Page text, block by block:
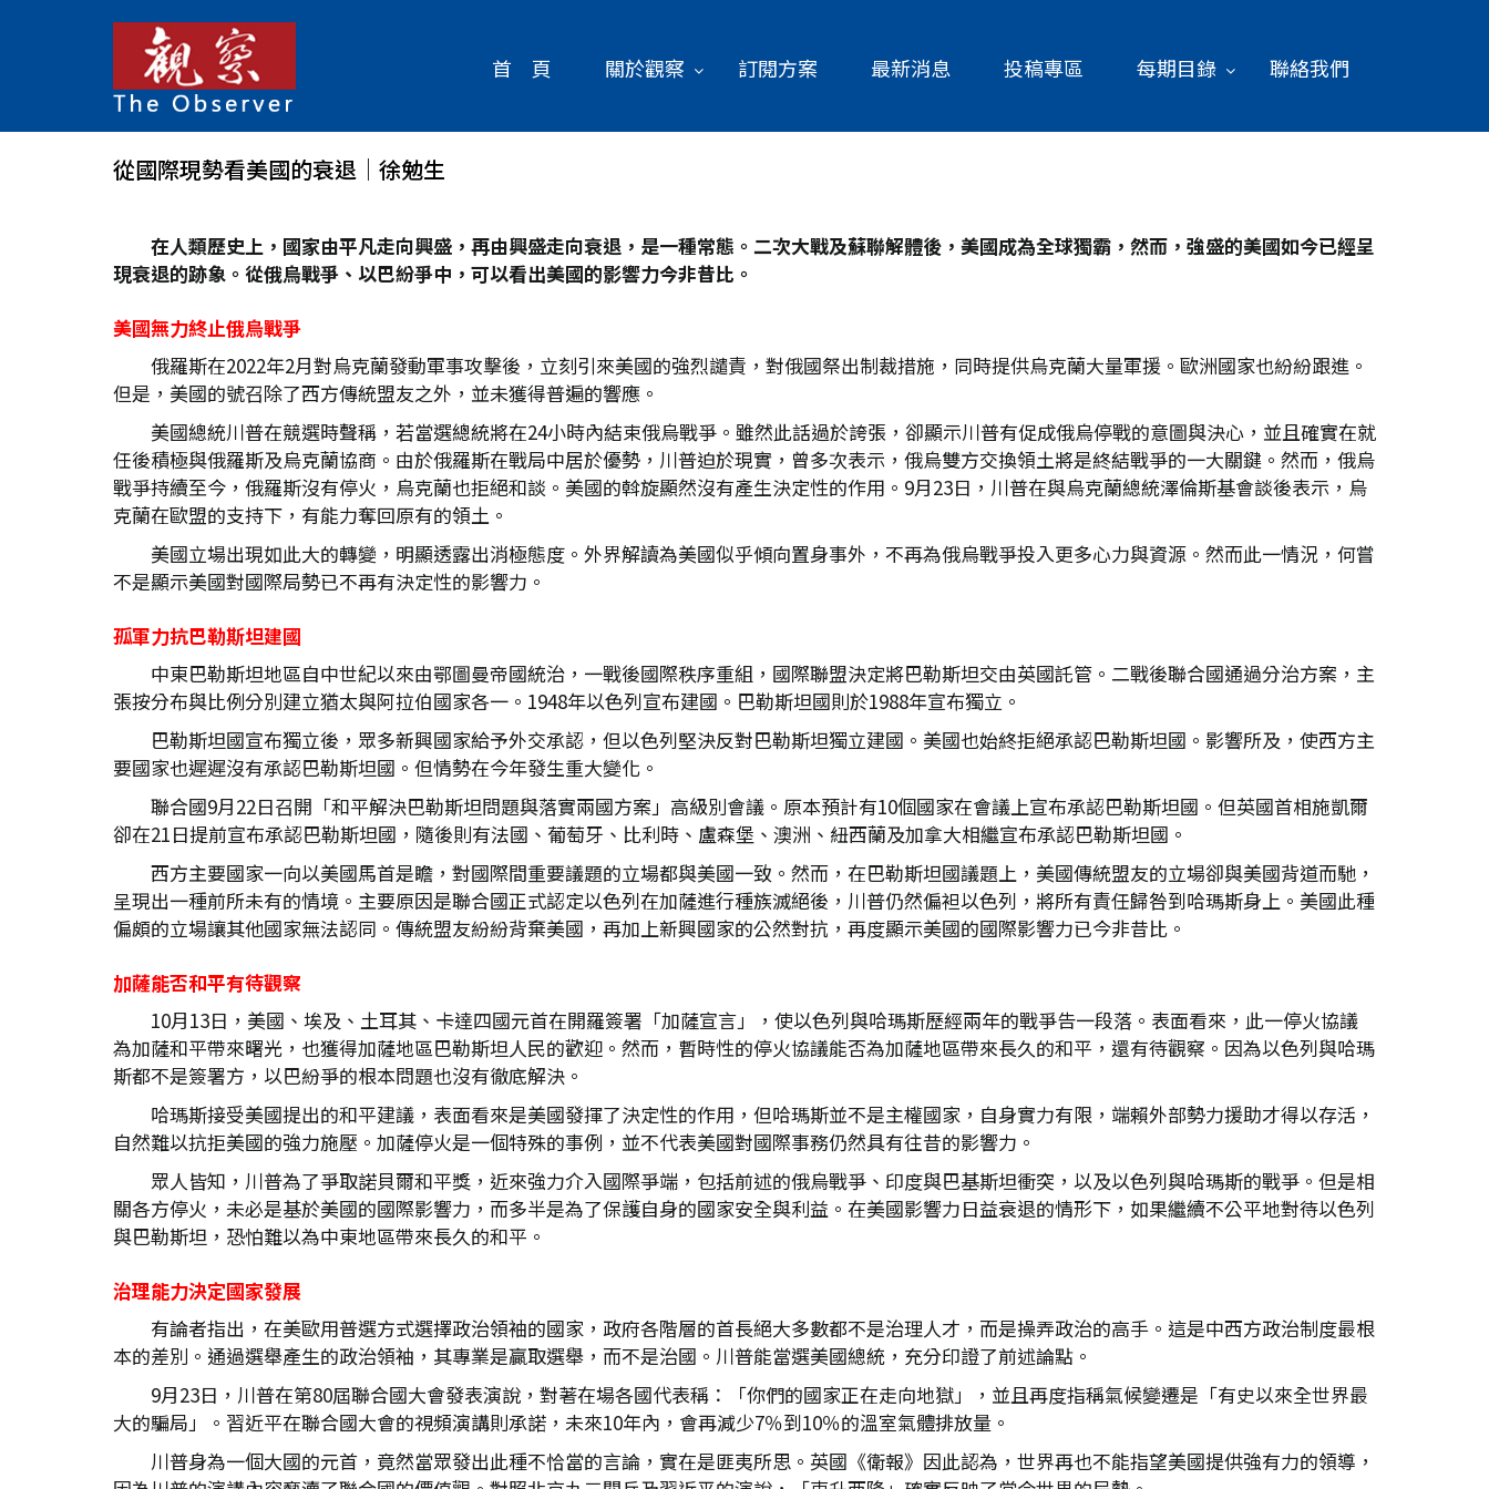
首 頁 關於觀察 訂閱方案 最新消息 投稿專區 每期目錄 聯絡我們
從國際現勢看美國的衰退│徐勉生
在人類歷史上，國家由平凡走向興盛，再由興盛走向衰退，是一種常態。二次大戰及蘇聯解體後，美國成為全球獨霸，然而，強盛的美國如今已經呈
現衰退的跡象。從俄烏戰爭、以巴紛爭中，可以看出美國的影響力今非昔比。
美國無力終止俄烏戰爭
俄羅斯在2022年2月對烏克蘭發動軍事攻擊後，立刻引來美國的強烈譴責，對俄國祭出制裁措施，同時提供烏克蘭大量軍援。歐洲國家也紛紛跟進。
但是，美國的號召除了西方傳統盟友之外，並未獲得普遍的響應。
美國總統川普在競選時聲稱，若當選總統將在24小時內結束俄烏戰爭。雖然此話過於誇張，卻顯示川普有促成俄烏停戰的意圖與決心，並且確實在就
任後積極與俄羅斯及烏克蘭協商。由於俄羅斯在戰局中居於優勢，川普迫於現實，曾多次表示，俄烏雙方交換領土將是終結戰爭的一大關鍵。然而，俄烏
戰爭持續至今，俄羅斯沒有停火，烏克蘭也拒絕和談。美國的斡旋顯然沒有產生決定性的作用。9月23日，川普在與烏克蘭總統澤倫斯基會談後表示，烏
克蘭在歐盟的支持下，有能力奪回原有的領土。
美國立場出現如此大的轉變，明顯透露出消極態度。外界解讀為美國似乎傾向置身事外，不再為俄烏戰爭投入更多心力與資源。然而此一情況，何嘗
不是顯示美國對國際局勢已不再有決定性的影響力。
孤軍力抗巴勒斯坦建國
中東巴勒斯坦地區自中世紀以來由鄂圖曼帝國統治，一戰後國際秩序重組，國際聯盟決定將巴勒斯坦交由英國託管。二戰後聯合國通過分治方案，主
張按分布與比例分別建立猶太與阿拉伯國家各一。1948年以色列宣布建國。巴勒斯坦國則於1988年宣布獨立。
巴勒斯坦國宣布獨立後，眾多新興國家給予外交承認，但以色列堅決反對巴勒斯坦獨立建國。美國也始終拒絕承認巴勒斯坦國。影響所及，使西方主
要國家也遲遲沒有承認巴勒斯坦國。但情勢在今年發生重大變化。
聯合國9月22日召開「和平解決巴勒斯坦問題與落實兩國方案」高級別會議。原本預計有10個國家在會議上宣布承認巴勒斯坦國。但英國首相施凱爾
卻在21日提前宣布承認巴勒斯坦國，隨後則有法國、葡萄牙、比利時、盧森堡、澳洲、紐西蘭及加拿大相繼宣布承認巴勒斯坦國。
西方主要國家一向以美國馬首是瞻，對國際間重要議題的立場都與美國一致。然而，在巴勒斯坦國議題上，美國傳統盟友的立場卻與美國背道而馳，
呈現出一種前所未有的情境。主要原因是聯合國正式認定以色列在加薩進行種族滅絕後，川普仍然偏袒以色列，將所有責任歸咎到哈瑪斯身上。美國此種
偏頗的立場讓其他國家無法認同。傳統盟友紛紛背棄美國，再加上新興國家的公然對抗，再度顯示美國的國際影響力已今非昔比。
加薩能否和平有待觀察
10月13日，美國、埃及、土耳其、卡達四國元首在開羅簽署「加薩宣言」，使以色列與哈瑪斯歷經兩年的戰爭告一段落。表面看來，此一停火協議
為加薩和平帶來曙光，也獲得加薩地區巴勒斯坦人民的歡迎。然而，暫時性的停火協議能否為加薩地區帶來長久的和平，還有待觀察。因為以色列與哈瑪
斯都不是簽署方，以巴紛爭的根本問題也沒有徹底解決。
哈瑪斯接受美國提出的和平建議，表面看來是美國發揮了決定性的作用，但哈瑪斯並不是主權國家，自身實力有限，端賴外部勢力援助才得以存活，
自然難以抗拒美國的強力施壓。加薩停火是一個特殊的事例，並不代表美國對國際事務仍然具有往昔的影響力。
眾人皆知，川普為了爭取諾貝爾和平獎，近來強力介入國際爭端，包括前述的俄烏戰爭、印度與巴基斯坦衝突，以及以色列與哈瑪斯的戰爭。但是相
關各方停火，未必是基於美國的國際影響力，而多半是為了保護自身的國家安全與利益。在美國影響力日益衰退的情形下，如果繼續不公平地對待以色列
與巴勒斯坦，恐怕難以為中東地區帶來長久的和平。
治理能力決定國家發展
有論者指出，在美歐用普選方式選擇政治領袖的國家，政府各階層的首長絕大多數都不是治理人才，而是操弄政治的高手。這是中西方政治制度最根
本的差別。通過選舉產生的政治領袖，其專業是贏取選舉，而不是治國。川普能當選美國總統，充分印證了前述論點。
9月23日，川普在第80屆聯合國大會發表演說，對著在場各國代表稱：「你們的國家正在走向地獄」，並且再度指稱氣候變遷是「有史以來全世界最
大的騙局」。習近平在聯合國大會的視頻演講則承諾，未來10年內，會再減少7％到10％的溫室氣體排放量。
川普身為一個大國的元首，竟然當眾發出此種不恰當的言論，實在是匪夷所思。英國《衛報》因此認為，世界再也不能指望美國提供強有力的領導，